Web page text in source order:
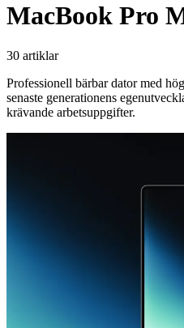
MacBook Pro
30 artiklar
Professionell bärbar dator med
senaste generationens
krävande arbetsuppgifter.